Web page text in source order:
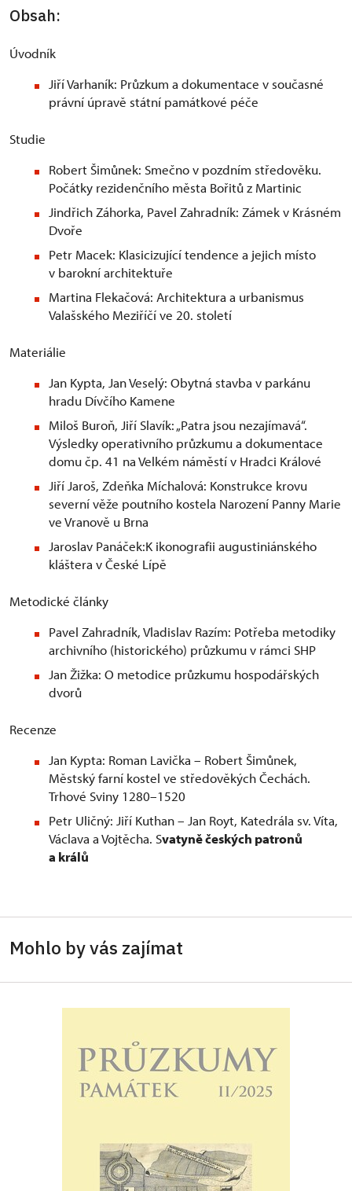
Obsah:
Úvodník
Jiří Varhaník: Průzkum a dokumentace v současné
právní úpravě státní památkové péče
Studie
Robert Šimůnek: Smečno v pozdním středověku.
Počátky rezidenčního města Bořitů z Martinic
Jindřich Záhorka, Pavel Zahradník: Zámek v Krásném
Dvoře
Petr Macek: Klasicizující tendence a jejich místo
v barokní architektuře
Martina Flekačová: Architektura a urbanismus
Valašského Meziříčí ve 20. století
Materiálie
Jan Kypta, Jan Veselý: Obytná stavba v parkánu
hradu Dívčího Kamene
Miloš Buroň, Jiří Slavík: „Patra jsou nezajímavá“.
Výsledky operativního průzkumu a dokumentace
domu čp. 41 na Velkém náměstí v Hradci Králové
Jiří Jaroš, Zdeňka Míchalová: Konstrukce krovu
severní věže poutního kostela Narození Panny Marie
ve Vranově u Brna
Jaroslav Panáček:K ikonografii augustiniánského
kláštera v České Lípě
Metodické články
Pavel Zahradník, Vladislav Razím: Potřeba metodiky
archivního (historického) průzkumu v rámci SHP
Jan Žižka: O metodice průzkumu hospodářských
dvorů
Recenze
Jan Kypta: Roman Lavička – Robert Šimůnek,
Městský farní kostel ve středověkých Čechách.
Trhové Sviny 1280–1520
Petr Uličný: Jiří Kuthan – Jan Royt, Katedrála sv. Víta,
Václava a Vojtěcha. Svatyně českých patronů
a králů
Mohlo by vás zajímat